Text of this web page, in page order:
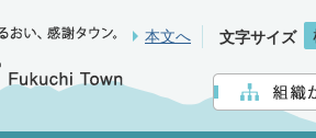
本文へ 文字サイズ